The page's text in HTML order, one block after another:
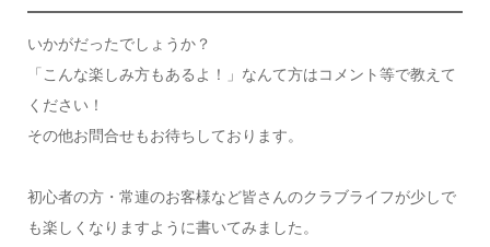
いかがだったでしょうか？
「こんな楽しみ方もあるよ！」なんて方はコメント等で教えて
ください！
その他お問合せもお待ちしております。
初心者の方・常連のお客様など皆さんのクラブライフが少しで
も楽しくなりますように書いてみました。